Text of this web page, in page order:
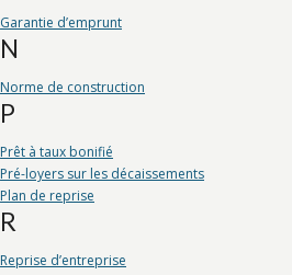
Garantie d’emprunt
N
Norme de construction
P
Prêt à taux bonifié
Pré-loyers sur les décaissements
Plan de reprise
R
Reprise d’entreprise